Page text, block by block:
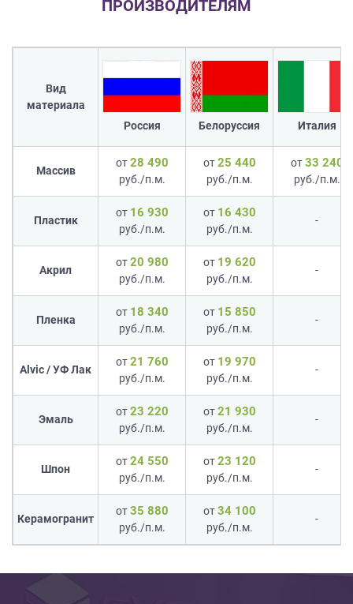
ПРОИЗВОДИТЕЛЯМ
Вид
материала
Россия
Белоруссия Италия
Массив
от28 490
руб./п.м.
от25 440
руб./п.м.
от33 240
руб./п.м.
Пластик
от 16 930
руб./п.м.
от 16 430
руб./п.м.
-
Акрил
от20 980
руб./п.м.
от 19 620
руб./п.м.
-
Пленка
от 18 340
руб./п.м.
от 15 850
руб./п.м.
-
Alvic / УФ Лак
от21 760
руб./п.м.
от 19 970
руб./п.м.
-
Эмаль
от23 220
руб./п.м.
от21 930
руб./п.м.
-
Шпон
от24 550
руб./п.м.
от23 120
руб./п.м.
-
Керамогранит
от35 880
руб./п.м.
от34 100
руб./п.м.
-